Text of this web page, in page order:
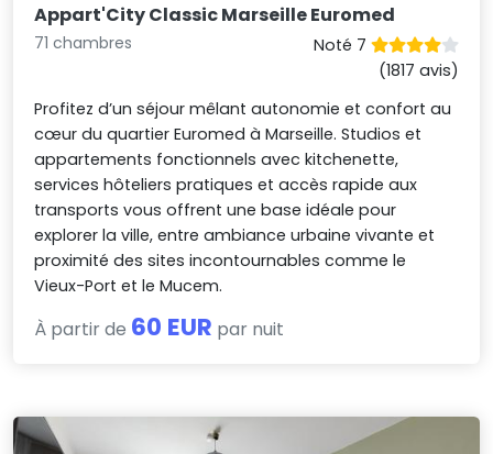
Appart'City Classic Marseille Euromed
71 chambres
Noté 7
(1817 avis)
Profitez d’un séjour mêlant autonomie et confort au
cœur du quartier Euromed à Marseille. Studios et
appartements fonctionnels avec kitchenette,
services hôteliers pratiques et accès rapide aux
transports vous offrent une base idéale pour
explorer la ville, entre ambiance urbaine vivante et
proximité des sites incontournables comme le
Vieux-Port et le Mucem.
À partir de 60 EUR par nuit